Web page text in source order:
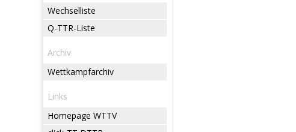
Wechselliste
Q-TTR-Liste
Archiv
Wettkampfarchiv
Links
Homepage WTTV